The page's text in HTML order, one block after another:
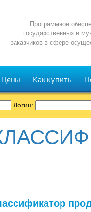
Программное
государственных и
заказчиков в сфере
Цены Как купить
Логин: